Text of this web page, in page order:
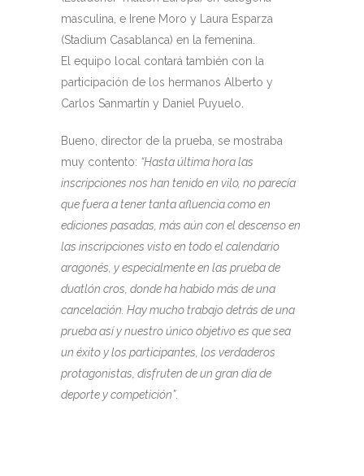
masculina, e Irene Moro y Laura Esparza
(Stadium Casablanca) en la femenina.
El equipo local contará también con la
participación de los hermanos Alberto y
Carlos Sanmartín y Daniel Puyuelo.
Bueno, director de la prueba, se mostraba
muy contento: “Hasta última hora las
inscripciones nos han tenido en vilo, no parecía
que fuera a tener tanta afluencia como en
ediciones pasadas, más aún con el descenso en
las inscripciones visto en todo el calendario
aragonés, y especialmente en las prueba de
duatlón cros, donde ha habido más de una
cancelación. Hay mucho trabajo detrás de una
prueba así y nuestro único objetivo es que sea
un éxito y los participantes, los verdaderos
protagonistas, disfruten de un gran día de
deporte y competición”.